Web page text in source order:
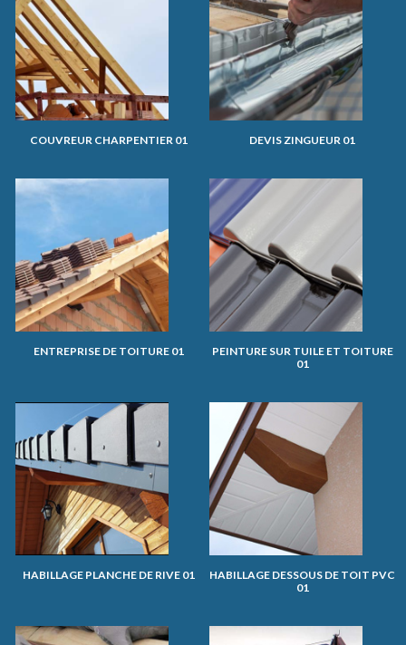
COUVREUR CHARPENTIER 01 DEVIS ZINGUEUR 01
ENTREPRISE DE TOITURE 01
PEINTURE SUR TUILE ET TOITURE
01
HABILLAGE PLANCHE DE RIVE 01
HABILLAGE DESSOUS DE TOIT PVC
01